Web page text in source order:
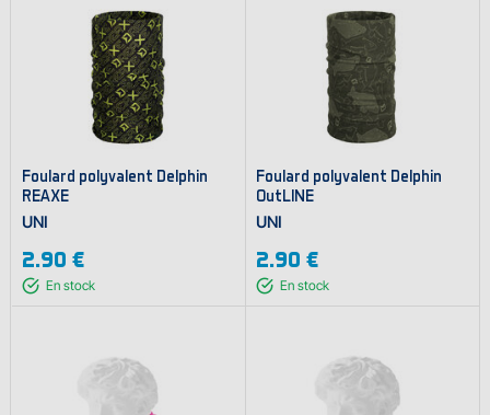
Foulard polyvalent Delphin
REAXE
UNI
2.90 €
En stock
Foulard polyvalent Delphin
OutLINE
UNI
2.90 €
En stock